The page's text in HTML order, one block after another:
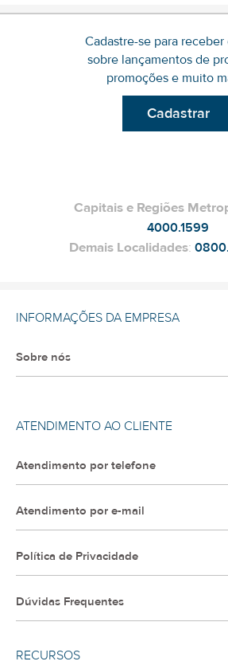
Cadastre-se para receber
sobre lançamentos de
promoções e muito
Cadastrar
Capitais e Regiões
4000.1599
Demais Localidades:
INFORMAÇÕES DA EMPRESA
Sobre nós
ATENDIMENTO AO CLIENTE
Atendimento por telefone
Atendimento por e-mail
Política de Privacidade
Dúvidas Frequentes
RECURSOS